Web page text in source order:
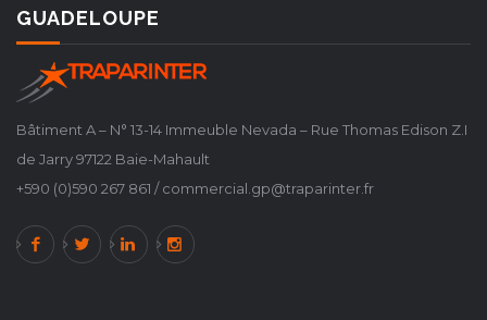
GUADELOUPE
Bâtiment A – N° 13-14 Immeuble Nevada – Rue Thomas Edison Z.I
de Jarry 97122 Baie-Mahault
+590 (0)590 267 861 / commercial.gp@traparinter.fr